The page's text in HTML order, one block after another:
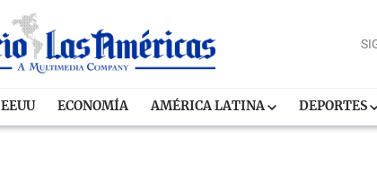
EEUU ECONOMÍA AMÉRICA LATINA DEPORTES